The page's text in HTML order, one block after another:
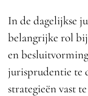
In de dagelijkse
belangrijke rol
en
jurisprudentie te
strategieën vast